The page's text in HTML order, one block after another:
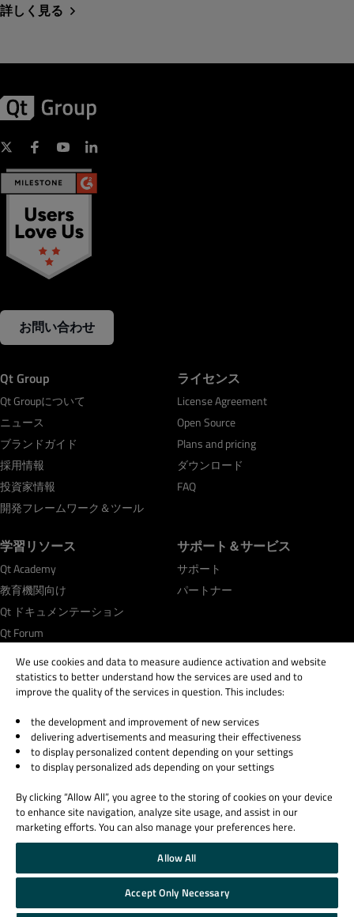
詳しく見る
お問い合わせ
Qt Group
Qt Groupについて
ニュース
ブランドガイド
採用情報
投資家情報
開発フレームワーク＆ツール
ライセンス
License Agreement
Open Source
Plans and pricing
ダウンロード
FAQ
学習リソース
Qt Academy
教育機関向け
Qt ドキュメンテーション
Qt Forum
サポート＆サービス
サポート
パートナー
© 2026 The Qt Company
Legal Notice
Privacy and Cookie Policy
Trust Center
Cookie Settings
Email Preferences
Qt Group includes The Qt Company Oy and its global subsidiaries and affiliates.
We use cookies and data to measure audience activation and website
statistics to better understand how the services are used and to
improve the quality of the services in question. This includes:
the development and improvement of new services
delivering advertisements and measuring their effectiveness
to display personalized content depending on your settings
to display personalized ads depending on your settings
By clicking “Allow All”, you agree to the storing of cookies on your device
to enhance site navigation, analyze site usage, and assist in our
marketing efforts. You can also manage your preferences here.
Allow All
Accept Only Necessary